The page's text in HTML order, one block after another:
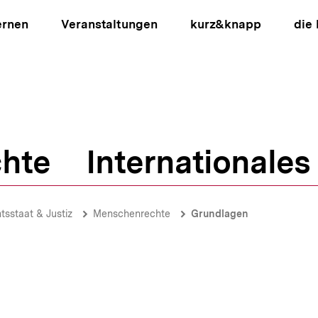
Veranstaltungen kurz&knapp die
Internationales
& Justiz Menschenrechte Grundlagen